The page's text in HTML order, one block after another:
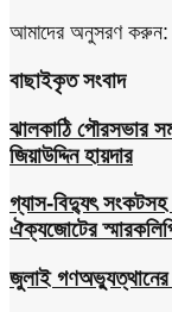
আমাদের অনুসরণ করুন:
বাছাইকৃত সংবাদ
ঝালকাঠি পৌরসভার
জিয়াউদ্দিন হায়দার
গ্যাস-বিদ্যুৎ সংকটসহ
ঐক্যজোটের
জুলাই গণঅভ্যুত্থানের